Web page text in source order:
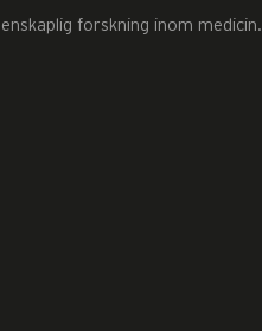
forskning inom medicin.